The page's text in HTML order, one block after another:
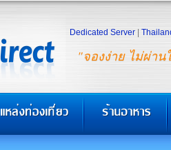
"จองง่าย ไม่ผ่าน
Dedicated Server